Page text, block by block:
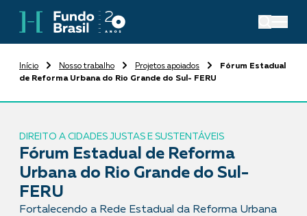
Início Nosso trabalho Projetos apoiados
Fórum Estadual
de Reforma Urbana do Rio Grande do Sul- FERU
DIREITO A CIDADES JUSTAS E SUSTENTÁVEIS
Fórum Estadual de Reforma
Urbana do Rio Grande do Sul-
FERU
Fortalecendo a Rede Estadual da Reforma Urbana